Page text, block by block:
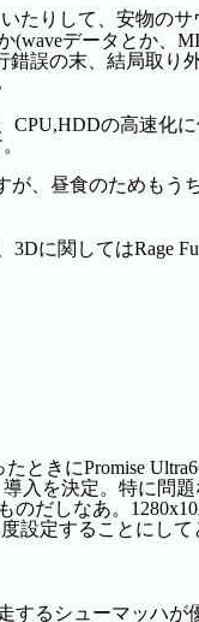
たりして、安物の
(waveデータとか、
誤の末、結局取り
CPU,HDDの高速化
、昼食のためもう
に関してはRage
ときにPromise
入を決定。特に問
だしなあ。
設定することにして
するシューマッハが